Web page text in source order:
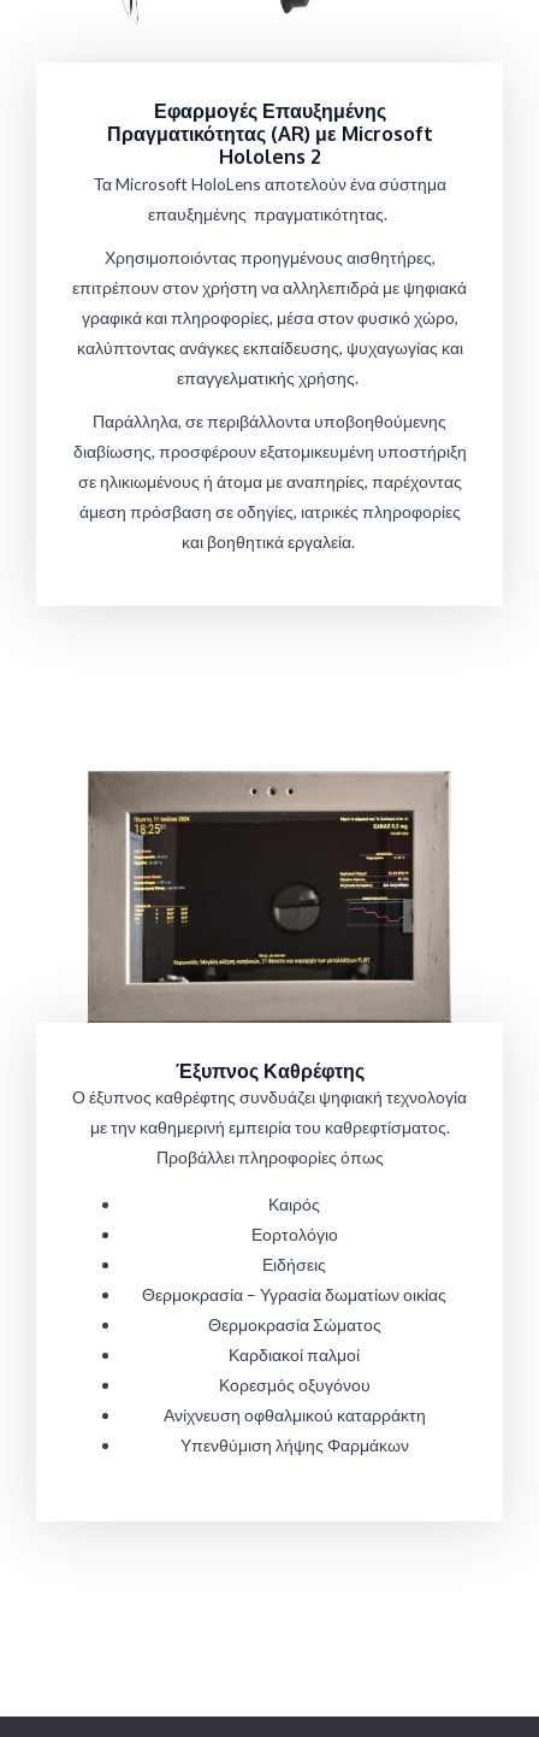
Εφαρμογές Επαυξημένης
Πραγματικότητας (AR) με Microsoft
Hololens 2
Τα Microsoft HoloLens αποτελούν ένα σύστημα
επαυξημένης πραγματικότητας.
Χρησιμοποιόντας προηγμένους αισθητήρες,
επιτρέπουν στον χρήστη να αλληλεπιδρά με ψηφιακά
γραφικά και πληροφορίες, μέσα στον φυσικό χώρο,
καλύπτοντας ανάγκες εκπαίδευσης, ψυχαγωγίας και
επαγγελματικής χρήσης.
Παράλληλα, σε περιβάλλοντα υποβοηθούμενης
διαβίωσης, προσφέρουν εξατομικευμένη υποστήριξη
σε ηλικιωμένους ή άτομα με αναπηρίες, παρέχοντας
άμεση πρόσβαση σε οδηγίες, ιατρικές πληροφορίες
και βοηθητικά εργαλεία.
Έξυπνος Καθρέφτης
Ο έξυπνος καθρέφτης συνδυάζει ψηφιακή τεχνολογία
με την καθημερινή εμπειρία του καθρεφτίσματος.
Προβάλλει πληροφορίες όπως
Καιρός
Εορτολόγιο
Ειδήσεις
Θερμοκρασία – Υγρασία δωματίων οικίας
Θερμοκρασία Σώματος
Καρδιακοί παλμοί
Κορεσμός οξυγόνου
Ανίχνευση οφθαλμικού καταρράκτη
Υπενθύμιση λήψης Φαρμάκων